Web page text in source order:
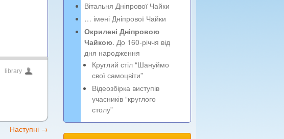
library
Наступні →
Вітальня Дніпрової Чайки
… імені Дніпрової Чайки
Окрилені Дніпровою
Чайкою. До 160-річчя від
дня народження
Круглий стіл “Шануймо
свої самоцвіти”
Відеозбірка виступів
учасників “круглого
столу”